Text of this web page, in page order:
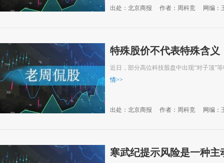
出处：北京商报 作者：周科竞 网编：
特殊股价不代表特殊含义
近日，部分高位科技股盘中出现“对子顶”
情>>
出处：北京商报 作者：周科竞 网编：
寒武纪提示风险是一种主